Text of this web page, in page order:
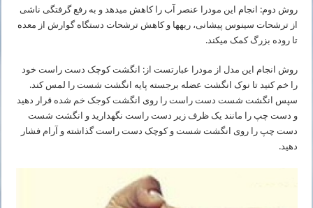
روش دوم: انجام این مودرا عنصر آب را کاهش می­دهد و به رفع گرفتگی ناشی
از ترشحات سینوس پیشانی، ریه­ها و کاهش ترشحات دستگاه گوارش از معده
تا روده بزرگ کمک می­کند.
روش انجام این مدل از مودرا عبارتست از: انگشت کوچک دست راست خود
را خم کنید تا نوک انگشت عضله برجسته پایه انگشت شست را لمس کند.
سپس انگشت شست دست راست را روی انگشت کوجک خم شده قرار دهید
و دست چپ را مانند یک ظرف زیر دست راست نگهدارید و انگشت شست
دست چپ را روی انگشت شست و کوچک دست راست گذاشته و آرام فشار
دهید.